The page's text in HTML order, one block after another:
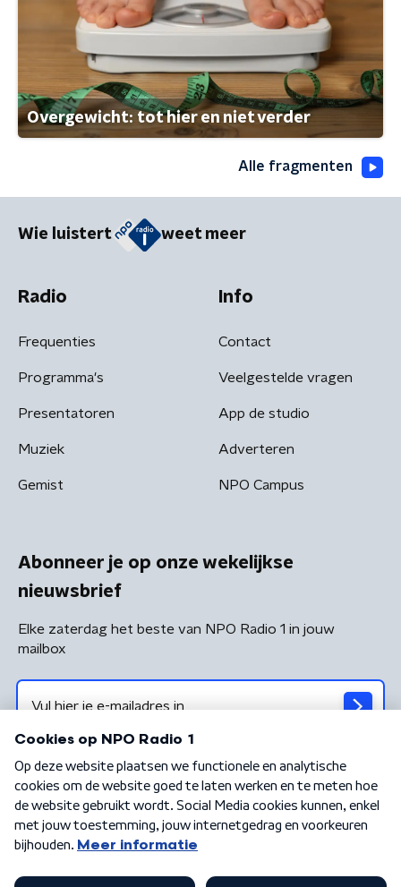
Overgewicht: tot hier en niet verder
Alle fragmenten
Wie luistert weet meer
Radio
Frequenties
Programma's
Presentatoren
Muziek
Gemist
Info
Contact
Veelgestelde vragen
App de studio
Adverteren
NPO Campus
Abonneer je op onze wekelijkse
nieuwsbrief
Elke zaterdag het beste van NPO Radio 1 in jouw
mailbox
Algemene voorwaarden